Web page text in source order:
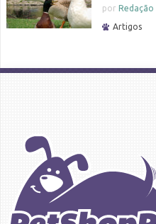
por Redação
Artigos